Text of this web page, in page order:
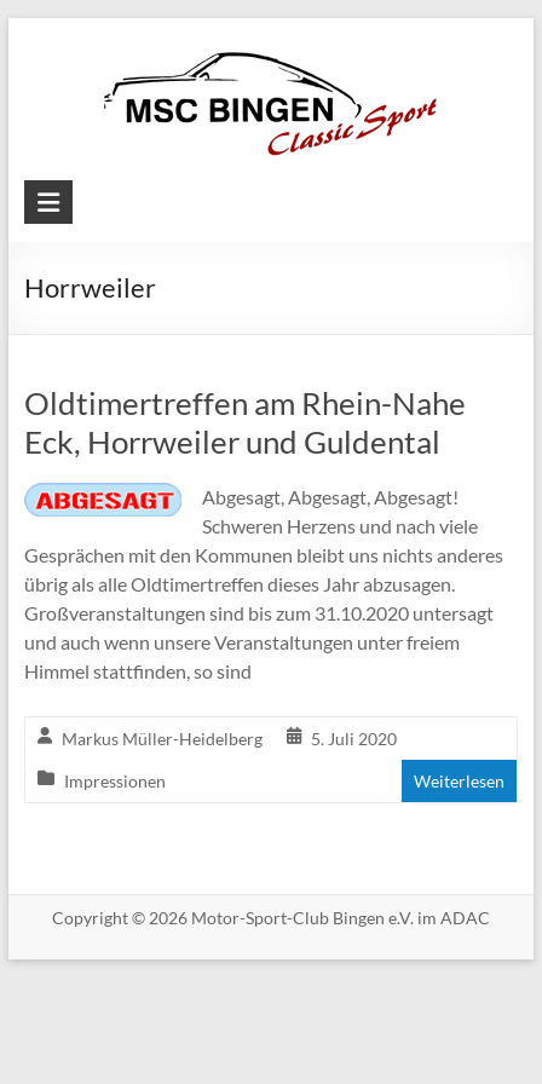
MSC
Classic
Horrweiler
Oldtimertreffen am Rhein-Nahe
Eck, Horrweiler und Guldental
Abgesagt, Abgesagt, Abgesagt!
Schweren Herzens und nach viele
Gesprächen mit den Kommunen bleibt uns nichts anderes
übrig als alle Oldtimertreffen dieses Jahr abzusagen.
Großveranstaltungen sind bis zum 31.10.2020 untersagt
und auch wenn unsere Veranstaltungen unter freiem
Himmel stattfinden, so sind
Markus Müller-Heidelberg 5. Juli 2020
Impressionen Weiterlesen
Copyright © 2026 Motor-Sport-Club Bingen e.V. im ADAC